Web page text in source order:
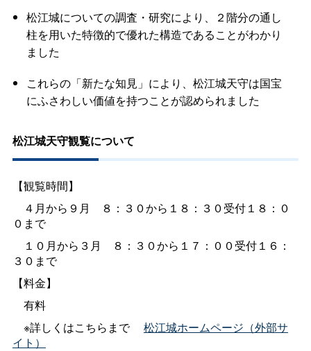
松江城についての調査・研究により、２階分の通し
柱を用いた特徴的で優れた構造であることがわかり
ました
これらの「新たな知見」により、松江城天守は国宝
にふさわしい価値を持つことが認められました
松江城天守観覧について
【観覧時間】
４月から９ 月
８：３０から１８：３０受付１８：０
０まで
１０月から３ 月
８：３０から１７：００受付１６：
３０まで
【料金】
有料
※詳しくはこちらま で
松江城ホームページ（外部サ
イト）